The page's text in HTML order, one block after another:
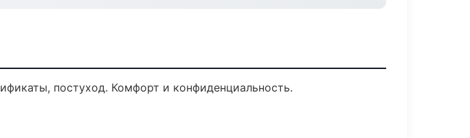
постуход. Комфорт и конфиденциальность.